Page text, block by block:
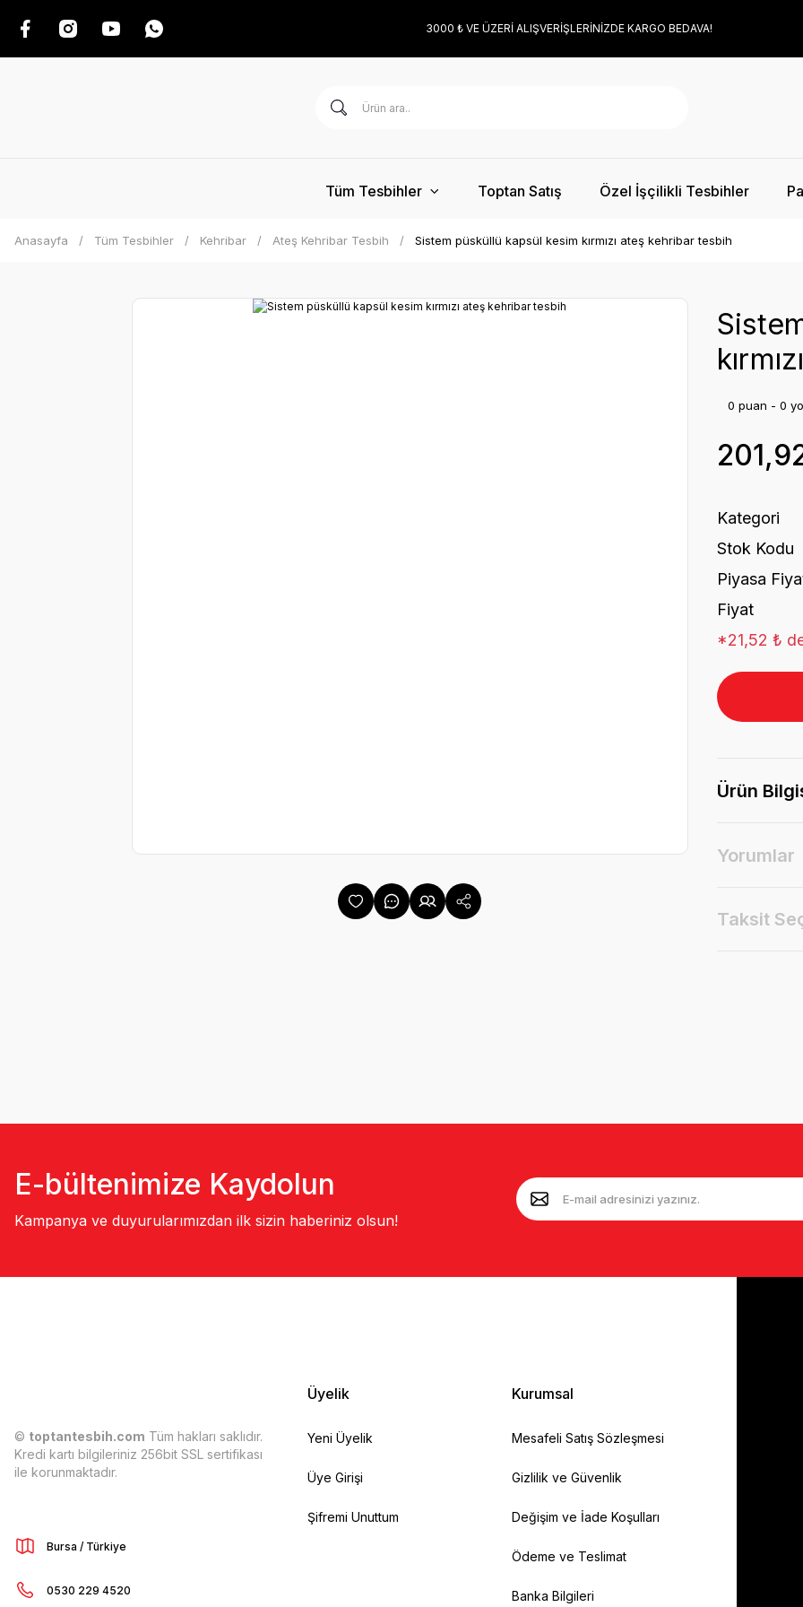
3000 ₺ VE ÜZERİ ALIŞVERİŞLERİNİZDE KARGO BEDAVA!
Tüm Tesbihler Toptan Satış Özel İşçilikli Tesbihler
Anasayfa Tüm Tesbihler Kehribar Ateş Kehribar Tesbih Sistem püsküllü kapsül kesim kırmızı ateş kehribar tesbih
0 puan - 0
Kategori
Stok Kodu
Piyasa
Fiyat
*21,52 ₺
Ürün
Yorumlar
Taksit
E-bültenimize Kaydolun
Kampanya ve duyurularımızdan ilk sizin haberiniz olsun!
© toptantesbih.com Tüm hakları saklıdır.
Kredi kartı bilgileriniz 256bit SSL sertifikası
ile korunmaktadır.
Bursa / Türkiye
0530 229 4520
Üyelik
Yeni Üyelik
Üye Girişi
Şifremi Unuttum
Kurumsal
Mesafeli Satış Sözleşmesi
Gizlilik ve Güvenlik
Değişim ve İade Koşulları
Ödeme ve Teslimat
Banka Bilgileri